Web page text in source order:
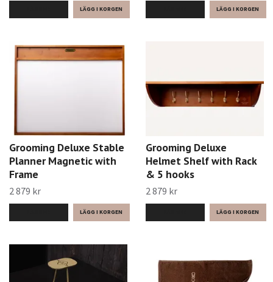
Grooming Deluxe Stable
Planner Magnetic with
Frame
2 879 kr
Grooming Deluxe
Helmet Shelf with Rack
& 5 hooks
2 879 kr